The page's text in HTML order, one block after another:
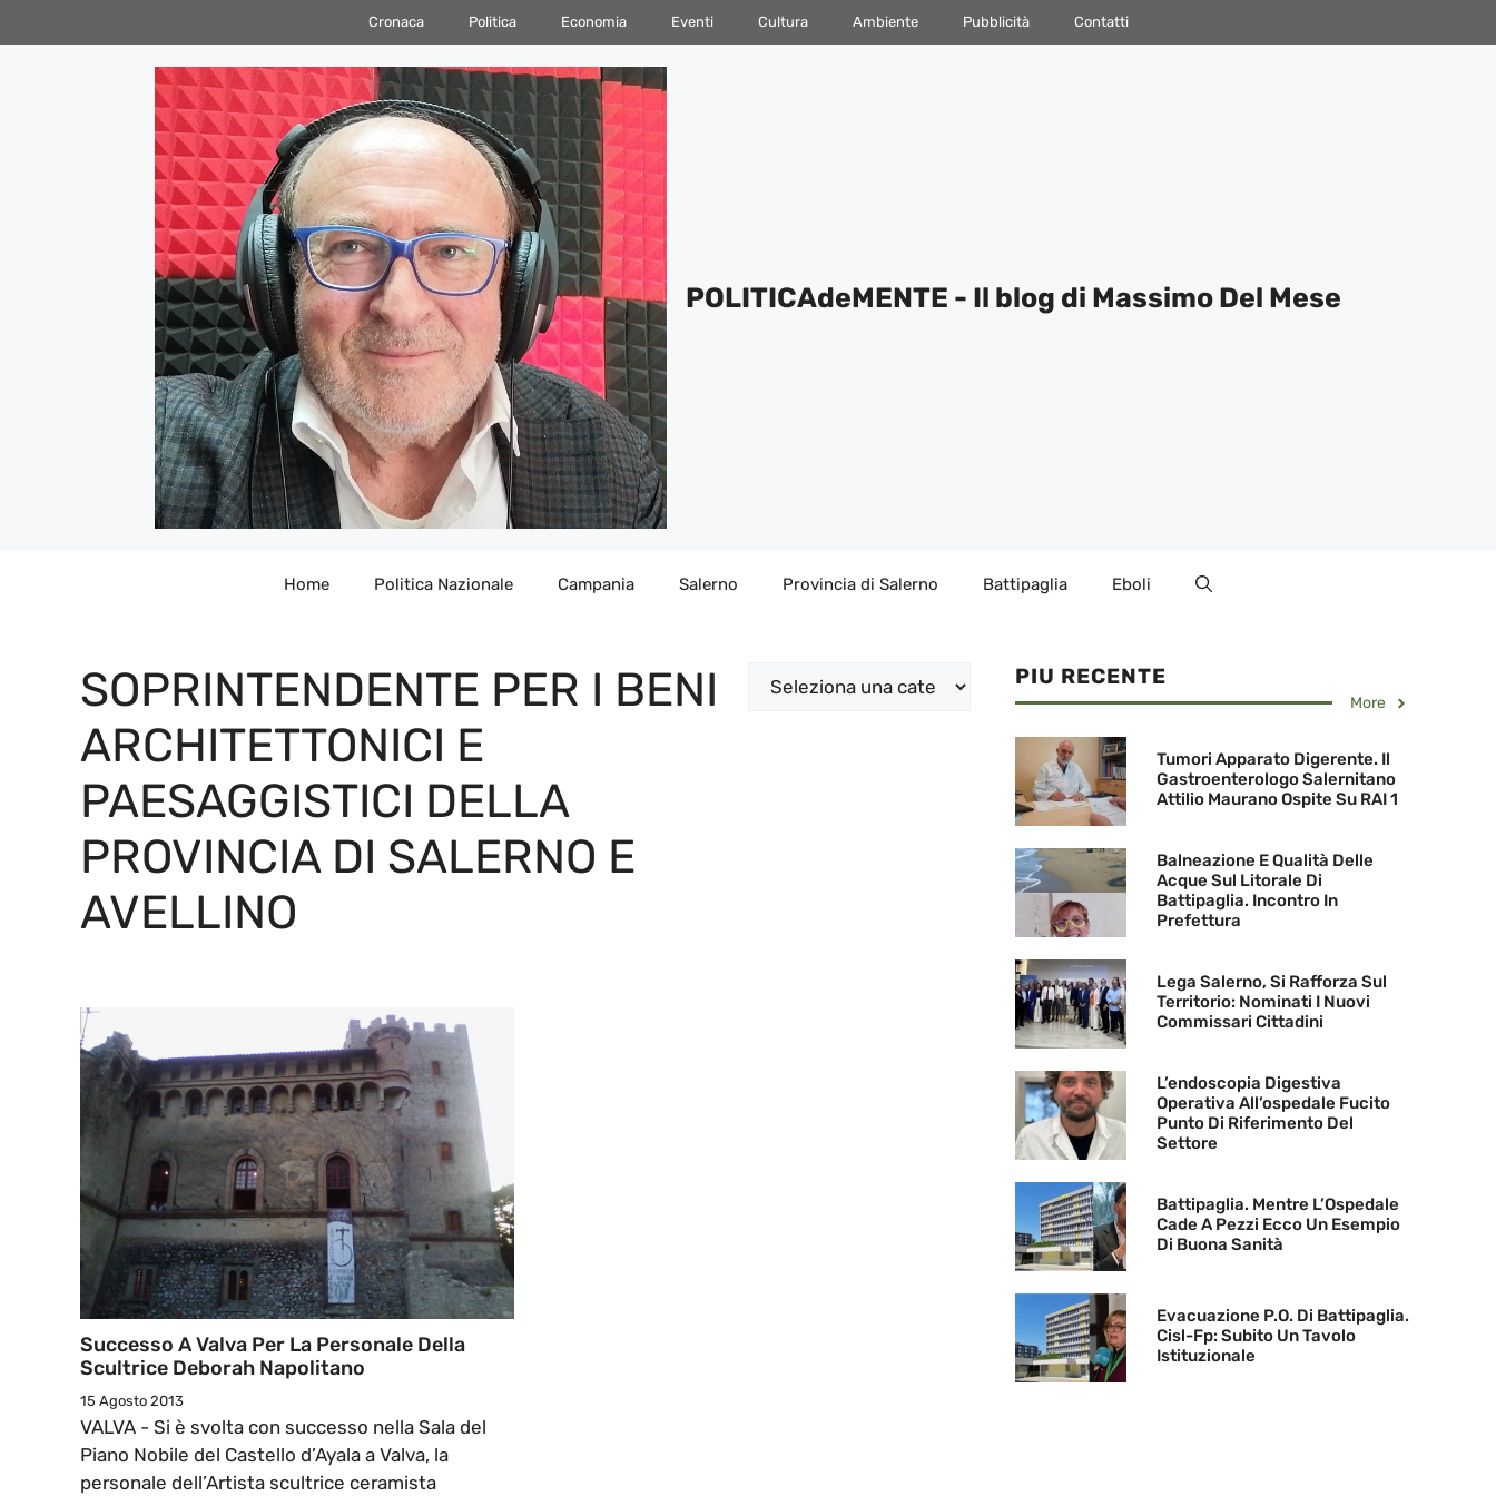
al
Cronaca Politica Economia Eventi Cultura Ambiente Pubblicità Contatti
POLITICAdeMENTE - Il blog di Massimo Del Mese
Home Politica Nazionale Campania Salerno Provincia di Salerno Battipaglia Eboli
SOPRINTENDENTE PER I BENI
ARCHITETTONICI E
PAESAGGISTICI DELLA
PROVINCIA DI SALERNO E
AVELLINO
Categorie
Successo A Valva Per La Personale Della
Scultrice Deborah Napolitano
15 Agosto 2013
VALVA - Si è svolta con successo nella Sala del
Piano Nobile del Castello d’Ayala a Valva, la
personale dell’Artista scultrice ceramista
PIU RECENTE
More
Tumori Apparato Digerente. Il
Gastroenterologo Salernitano
Attilio Maurano Ospite Su RAI 1
Balneazione E Qualità Delle
Acque Sul Litorale Di
Battipaglia. Incontro In
Prefettura
Lega Salerno, Si Rafforza Sul
Territorio: Nominati I Nuovi
Commissari Cittadini
L’endoscopia Digestiva
Operativa All’ospedale Fucito
Punto Di Riferimento Del
Settore
Battipaglia. Mentre L’Ospedale
Cade A Pezzi Ecco Un Esempio
Di Buona Sanità
Evacuazione P.O. Di Battipaglia.
Cisl-Fp: Subito Un Tavolo
Istituzionale